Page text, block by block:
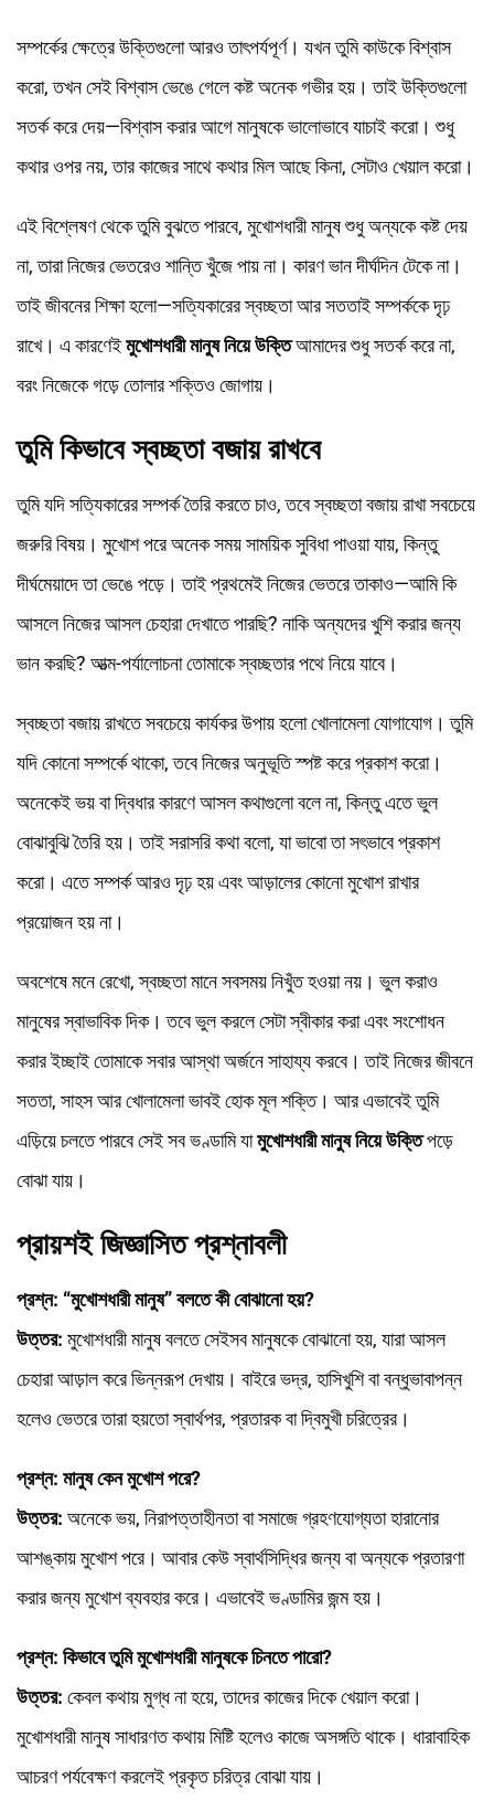
সম্পর্কের ক্ষেত্রে উক্তিগুলো আরও তাৎপর্যপূর্ণ। যখন তুমি কাউকে বিশ্বাস
করো, তখন সেই বিশ্বাস ভেঙে গেলে কষ্ট অনেক গভীর হয়। তাই উক্তিগুলো
সতর্ক করে দেয়—বিশ্বাস করার আগে মানুষকে ভালোভাবে যাচাই করো। শুধু
কথার ওপর নয়, তার কাজের সাথে কথার মিল আছে কিনা, সেটাও খেয়াল করো।
এই বিশ্লেষণ থেকে তুমি বুঝতে পারবে, মুখোশধারী মানুষ শুধু অন্যকে কষ্ট দেয়
না, তারা নিজের ভেতরেও শান্তি খুঁজে পায় না। কারণ ভান দীর্ঘদিন টেকে না।
তাই জীবনের শিক্ষা হলো—সত্যিকারের স্বচ্ছতা আর সততাই সম্পর্ককে দৃঢ়
রাখে। এ কারণেইমুখোশধারী মানুষ নিয়ে উক্তিআমাদের শুধু সতর্ক করে না,
বরং নিজেকে গড়ে তোলার শক্তিও জোগায়।
তুমি কিভাবে স্বচ্ছতা বজায় রাখবে
তুমি যদি সত্যিকারের সম্পর্ক তৈরি করতে চাও, তবে স্বচ্ছতা বজায় রাখা সবচেয়ে
জরুরি বিষয়। মুখোশ পরে অনেক সময় সাময়িক সুবিধা পাওয়া যায়, কিন্তু
দীর্ঘমেয়াদে তা ভেঙে পড়ে। তাই প্রথমেই নিজের ভেতরে তাকাও—আমি কি
আসলে নিজের আসল চেহারা দেখাতে পারছি? নাকি অন্যদের খুশি করার জন্য
ভান করছি? আত্ম-পর্যালোচনা তোমাকে স্বচ্ছতার পথে নিয়ে যাবে।
স্বচ্ছতা বজায় রাখতে সবচেয়ে কার্যকর উপায় হলো খোলামেলা যোগাযোগ। তুমি
যদি কোনো সম্পর্কে থাকো, তবে নিজের অনুভূতি স্পষ্ট করে প্রকাশ করো।
অনেকেই ভয় বা দ্বিধার কারণে আসল কথাগুলো বলে না, কিন্তু এতে ভুল
বোঝাবুঝি তৈরি হয়। তাই সরাসরি কথা বলো, যা ভাবো তা সৎভাবে প্রকাশ
করো। এতে সম্পর্ক আরও দৃঢ় হয় এবং আড়ালের কোনো মুখোশ রাখার
প্রয়োজন হয় না।
অবশেষে মনে রেখো, স্বচ্ছতা মানে সবসময় নিখুঁত হওয়া নয়। ভুল করাও
মানুষের স্বাভাবিক দিক। তবে ভুল করলে সেটা স্বীকার করা এবং সংশোধন
করার ইচ্ছাই তোমাকে সবার আস্থা অর্জনে সাহায্য করবে। তাই নিজের জীবনে
সততা, সাহস আর খোলামেলা ভাবই হোক মূল শক্তি। আর এভাবেই তুমি
এড়িয়ে চলতে পারবে সেই সব ভণ্ডামি যামুখোশধারী মানুষ নিয়ে উক্তিপড়ে
বোঝা যায়।
প্রায়শই জিজ্ঞাসিত প্রশ্নাবলী
প্রশ্ন: “মুখোশধারী মানুষ” বলতে কী বোঝানো হয়?
উত্তর: মুখোশধারী মানুষ বলতে সেইসব মানুষকে বোঝানো হয়, যারা আসল
চেহারা আড়াল করে ভিন্নরূপ দেখায়। বাইরে ভদ্র, হাসিখুশি বা বন্ধুভাবাপন্ন
হলেও ভেতরে তারা হয়তো স্বার্থপর, প্রতারক বা দ্বিমুখী চরিত্রের।
প্রশ্ন: মানুষ কেন মুখোশ পরে?
উত্তর: অনেকে ভয়, নিরাপত্তাহীনতা বা সমাজে গ্রহণযোগ্যতা হারানোর
আশঙ্কায় মুখোশ পরে। আবার কেউ স্বার্থসিদ্ধির জন্য বা অন্যকে প্রতারণা
করার জন্য মুখোশ ব্যবহার করে। এভাবেই ভণ্ডামির জন্ম হয়।
প্রশ্ন: কিভাবে তুমি মুখোশধারী মানুষকে চিনতে পারো?
উত্তর: কেবল কথায় মুগ্ধ না হয়ে, তাদের কাজের দিকে খেয়াল করো।
মুখোশধারী মানুষ সাধারণত কথায় মিষ্টি হলেও কাজে অসঙ্গতি থাকে। ধারাবাহিক
আচরণ পর্যবেক্ষণ করলেই প্রকৃত চরিত্র বোঝা যায়।